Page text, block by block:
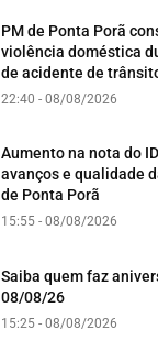
PM de Ponta Porã
violência doméstica
de acidente de
22:40 - 08/08/2026
Aumento na nota do
avanços e qualidade
de Ponta Porã
15:55 - 08/08/2026
Saiba quem faz
08/08/26
15:25 - 08/08/2026